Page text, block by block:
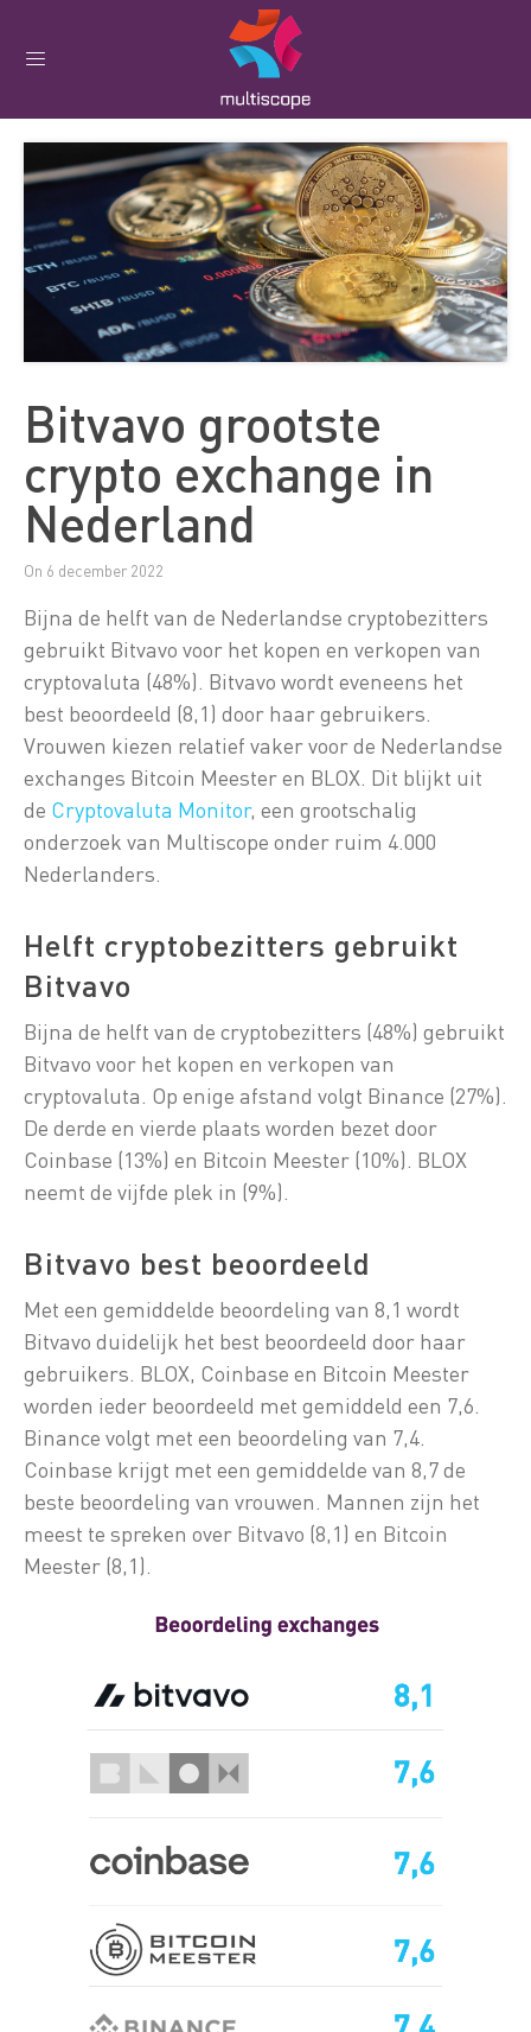
Bitvavo grootste
crypto exchange in
Nederland
On 6 december 2022
Bijna de helft van de Nederlandse cryptobezitters
gebruikt Bitvavo voor het kopen en verkopen van
cryptovaluta (48%). Bitvavo wordt eveneens het
best beoordeeld (8,1) door haar gebruikers.
Vrouwen kiezen relatief vaker voor de Nederlandse
exchanges Bitcoin Meester en BLOX. Dit blijkt uit
de Cryptovaluta Monitor, een grootschalig
onderzoek van Multiscope onder ruim 4.000
Nederlanders.
Helft cryptobezitters gebruikt
Bitvavo
Bijna de helft van de cryptobezitters (48%) gebruikt
Bitvavo voor het kopen en verkopen van
cryptovaluta. Op enige afstand volgt Binance (27%).
De derde en vierde plaats worden bezet door
Coinbase (13%) en Bitcoin Meester (10%). BLOX
neemt de vijfde plek in (9%).
Bitvavo best beoordeeld
Met een gemiddelde beoordeling van 8,1 wordt
Bitvavo duidelijk het best beoordeeld door haar
gebruikers. BLOX, Coinbase en Bitcoin Meester
worden ieder beoordeeld met gemiddeld een 7,6.
Binance volgt met een beoordeling van 7,4.
Coinbase krijgt met een gemiddelde van 8,7 de
beste beoordeling van vrouwen. Mannen zijn het
meest te spreken over Bitvavo (8,1) en Bitcoin
Meester (8,1).